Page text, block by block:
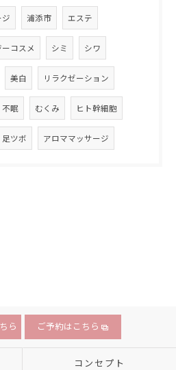
浦添市 エステ
コスメ シミ シワ
美白 リラクゼーション
不眠 むくみ ヒト幹細胞
足ツボ アロママッサージ
ら ご予約はこちら
コンセプト